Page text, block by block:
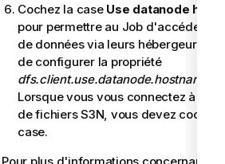
Cochez la case Use datanode
pour permettre au Job d'accéder
de données via leurs hébergeurs.
de configurer la propriété
dfs.client.use.datanode.hostname
Lorsque vous vous connectez à un
de fichiers S3N, vous devez cocher
case.